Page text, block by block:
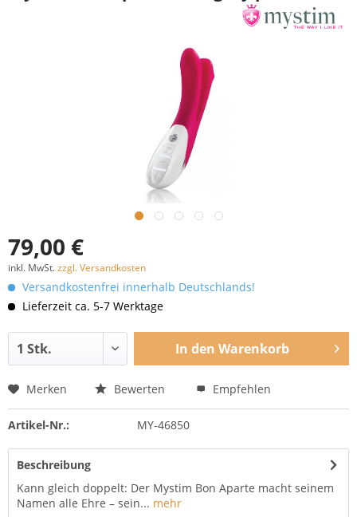
79,00 €
inkl. MwSt.zzgl. Versandkosten
Versandkostenfrei innerhalb Deutschlands!
Lieferzeit ca. 5-7 Werktage
In den Warenkorb
Merken Bewerten Empfehlen
Artikel-Nr.: MY-46850
Beschreibung
Kann gleich doppelt: Der Mystim Bon Aparte macht seinem
Namen alle Ehre – sein... mehr